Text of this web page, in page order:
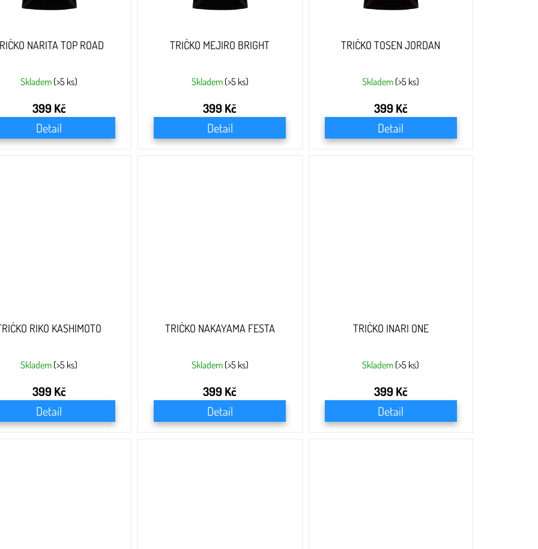
NARITA TOP ROAD
Skladem (>5 ks)
399 Kč
Detail
TRIČKO MEJIRO BRIGHT
Skladem (>5 ks)
399 Kč
Detail
TRIČKO TOSEN JORDAN
Skladem (>5 ks)
399 Kč
Detail
RIKO KASHIMOTO
Skladem (>5 ks)
399 Kč
Detail
TRIČKO NAKAYAMA FESTA
Skladem (>5 ks)
399 Kč
Detail
TRIČKO INARI ONE
Skladem (>5 ks)
399 Kč
Detail